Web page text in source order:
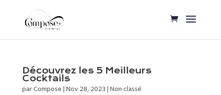
Découvrez les 5 Meilleurs
Cocktails
parCompose|Nov 28, 2023|Non classé